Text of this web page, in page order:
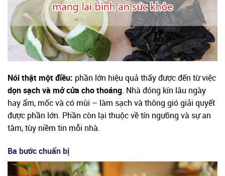
Nói thật một điều: phần lớn hiệu quả thấy được đến từ việc
dọn sạch và mở cửa cho thoáng. Nhà đóng kín lâu ngày
hay ẩm, mốc và có mùi – làm sạch và thông gió giải quyết
được phần lớn. Phần còn lại thuộc về tín ngưỡng và sự an
tâm, tùy niềm tin mỗi nhà.
Ba bước chuẩn bị